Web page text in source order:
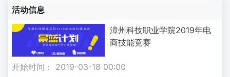
活动信息
漳州科技职业学院2019年电
商技能竞赛
开始时间： 2019-03-18 00:00